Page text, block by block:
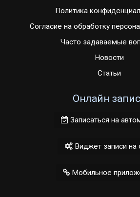
Политика
Согласие на обработку
Часто задаваемые
Новости
Статьи
Онлайн
Записаться на
Виджет записи на
Мобильное